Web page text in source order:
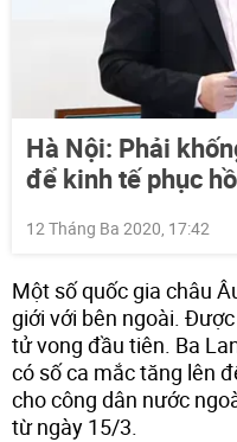
Hà Nội: Phải
để kinh tế phục
12 Tháng Ba 2020, 17:42
Một số quốc gia châu
giới với bên ngoài.
tử vong đầu tiên. Ba
có số ca mắc tăng lên
cho công dân nước
từ ngày 15/3.